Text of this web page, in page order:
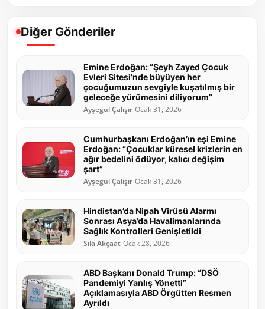
Diğer Gönderiler
Emine Erdoğan: “Şeyh Zayed Çocuk
Evleri Sitesi’nde büyüyen her
çocuğumuzun sevgiyle kuşatılmış bir
geleceğe yürümesini diliyorum”
Ayşegül Çalışır Ocak 31, 2026
Cumhurbaşkanı Erdoğan’ın eşi Emine
Erdoğan: “Çocuklar küresel krizlerin en
ağır bedelini ödüyor, kalıcı değişim
şart”
Ayşegül Çalışır Ocak 31, 2026
Hindistan’da Nipah Virüsü Alarmı
Sonrası Asya’da Havalimanlarında
Sağlık Kontrolleri Genişletildi
Sıla Akçaat Ocak 28, 2026
ABD Başkanı Donald Trump: “DSÖ
Pandemiyi Yanlış Yönetti”
Açıklamasıyla ABD Örgütten Resmen
Ayrıldı